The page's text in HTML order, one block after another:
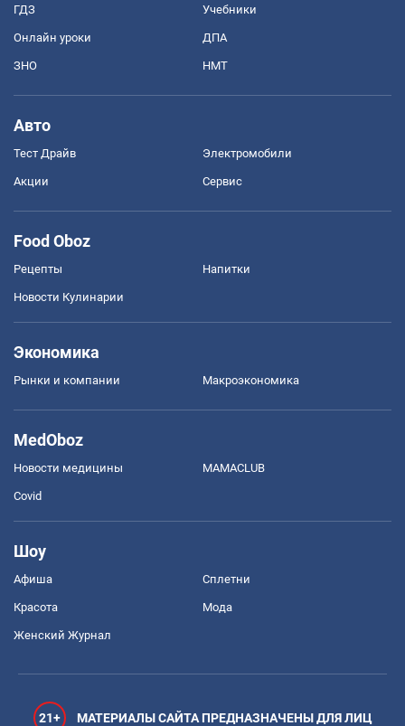
ГДЗ Учебники
Онлайн уроки ДПА
ЗНО НМТ
Авто
Тест Драйв Электромобили
Акции Сервис
Food Oboz
Рецепты Напитки
Новости Кулинарии
Экономика
Рынки и компании Mакроэкономика
MedOboz
Новости медицины MAMACLUB
Covid
Шоу
Афиша Сплетни
Красота Мода
Женский Журнал
21+
МАТЕРИАЛЫ САЙТА ПРЕДНАЗНАЧЕНЫ ДЛЯ ЛИЦ